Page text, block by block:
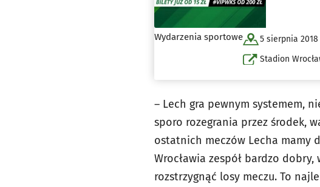
Wydarzenia sportowe
5 sierpnia 2018
Stadion
– Lech gra pewnym systemem,
sporo rozegrania przez środek,
ostatnich meczów Lecha mamy
Wrocławia zespół bardzo
rozstrzygnąć losy meczu. To